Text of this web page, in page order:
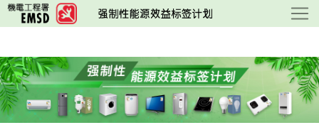
跳
至
要
内
容